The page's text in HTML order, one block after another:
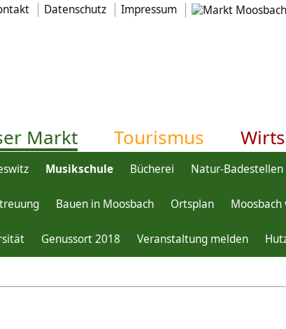
Datenschutz Impressum
Markt
Musikschule Bücherei Natur-Badestellen
Bauen in Moosbach Ortsplan Moosbach
Genussort 2018 Veranstaltung melden
Tourismus